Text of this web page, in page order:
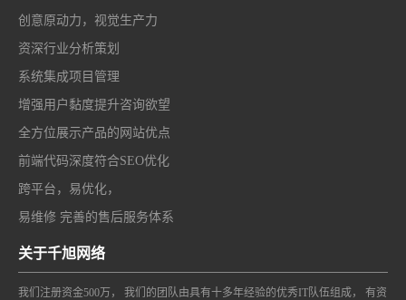
创意原动力，视觉生产力
资深行业分析策划
系统集成项目管理
增强用户黏度提升咨询欲望
全方位展示产品的网站优点
前端代码深度符合SEO优化
跨平台，易优化，
易维修 完善的售后服务体系
关于千旭网络
我们注册资金500万， 我们的团队由具有十多年经验的优秀IT队伍组成， 有资